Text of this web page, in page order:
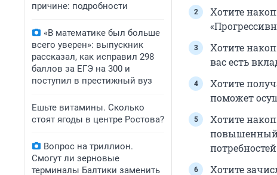
причине: подробности
«В математике был больше
всего уверен»: выпускник
рассказал, как исправил 298
баллов за ЕГЭ на 300 и
поступил в престижный вуз
Ешьте витамины. Сколько
стоят ягоды в центре Ростова?
Вопрос на триллион.
Смогут ли зерновые
терминалы Балтики заменить
Хотите
Хотите
вас есть
Хотите
поможет
Хотите
повышенный
Хотите